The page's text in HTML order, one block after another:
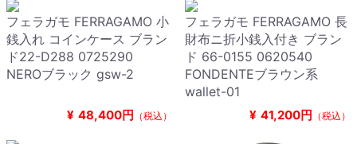
フェラガモ FERRAGAMO 小
銭入れ コインケース ブラン
ド22-D288 0725290
NEROブラック gsw-2
¥ 48,400円 （税込）
フェラガモ FERRAGAMO 長
財布ニ折小銭入付き ブラン
ド 66-0155 0620540
FONDENTEブラウン系
wallet-01
¥ 41,200円 （税込）